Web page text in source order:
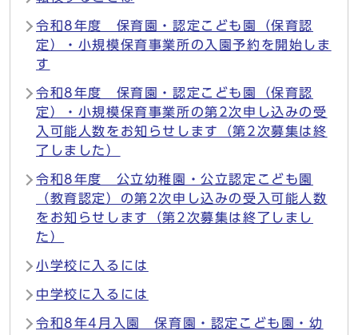
令和8年度 保育園・認定こども園（保育認
定）・小規模保育事業所の入園予約を開始しま
す
令和8年度 保育園・認定こども園（保育認
定）・小規模保育事業所の第2次申し込みの受
入可能人数をお知らせします（第2次募集は終
了しました）
令和8年度 公立幼稚園・公立認定こども園
（教育認定）の第2次申し込みの受入可能人数
をお知らせします（第2次募集は終了しまし
た）
小学校に入るには
中学校に入るには
令和8年4月入園 保育園・認定こども園・幼